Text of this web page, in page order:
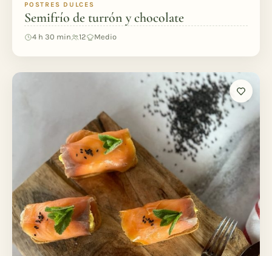
POSTRES DULCES
Semifrío de turrón y chocolate
4 h 30 min 12 Medio